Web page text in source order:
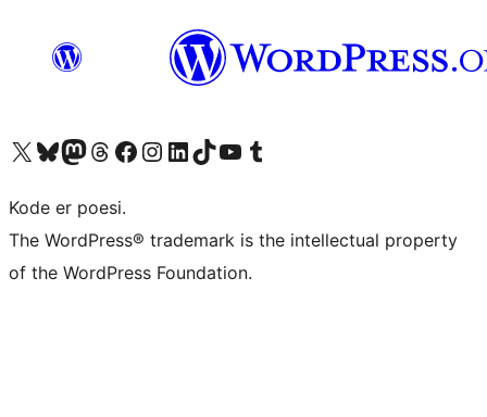
Besøk vår konto på X Visit our Bluesky account
Besøk vår Mastodon-konto
Visit our Threads account
Besøk vår Facebook-sideBesøk vår Instagram-konto
Besøk vår LinkedIn-konto
Visit our TikTok account
Visit our YouTube channel
Visit our Tumblr account
Kode er poesi.
The WordPress® trademark is the intellectual property
of the WordPress Foundation.